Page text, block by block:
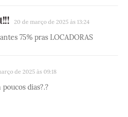
20 de março de 2025 às 13:24
75% pras LOCADORAS
de 2025 às 09:18
dias?.?